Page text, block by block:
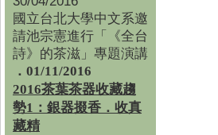
國立台北大學中文系邀
請池宗憲進行「《全台
詩》的茶滋」專題演講
．01/11/2016
2016茶葉茶器收藏趨
勢1：銀器掇香．收真
藏精